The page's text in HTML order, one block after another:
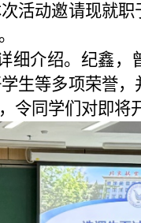
活动邀请现就职
介绍。纪鑫，
生等多项荣誉
令同学们对即将